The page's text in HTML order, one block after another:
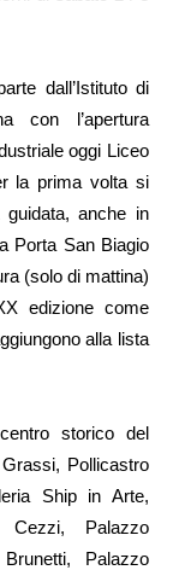
dall’Istituto di
con l’apertura
oggi Liceo
la prima volta si
anche in
Porta San Biagio
(solo di mattina)
edizione come
alla lista
storico del
Pollicastro
Ship in Arte,
Cezzi, Palazzo
Palazzo